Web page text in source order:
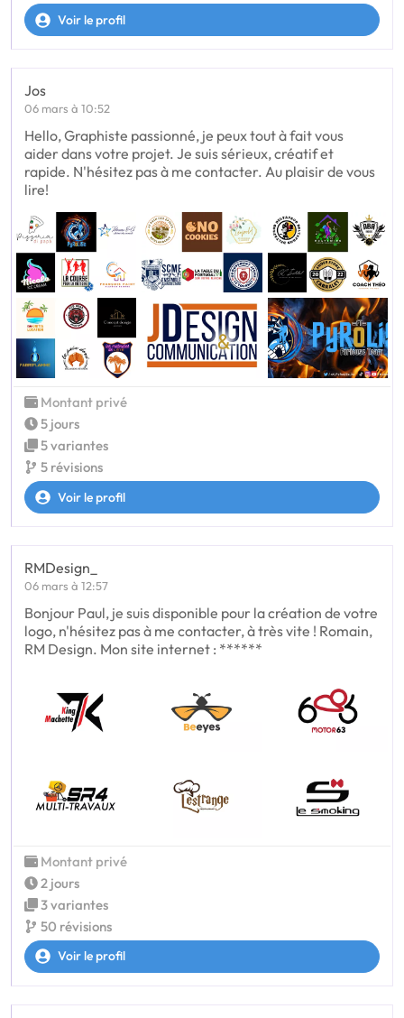
Voir le profil
Jos
06 mars à 10:52
Hello, Graphiste passionné, je peux tout à fait vous
aider dans votre projet. Je suis sérieux, créatif et
rapide. N'hésitez pas à me contacter. Au plaisir de vous
lire!
Montant privé
5 jours
5 variantes
5 révisions
Voir le profil
RMDesign_
06 mars à 12:57
Bonjour Paul, je suis disponible pour la création de votre
logo, n'hésitez pas à me contacter, à très vite ! Romain,
RM Design. Mon site internet : ******
Montant privé
2 jours
3 variantes
50 révisions
Voir le profil